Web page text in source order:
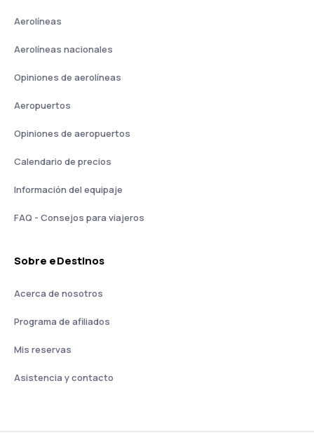
Aerolíneas
Aerolíneas nacionales
Opiniones de aerolíneas
Aeropuertos
Opiniones de aeropuertos
Calendario de precios
Información del equipaje
FAQ - Consejos para viajeros
Sobre eDestinos
Acerca de nosotros
Programa de afiliados
Mis reservas
Asistencia y contacto